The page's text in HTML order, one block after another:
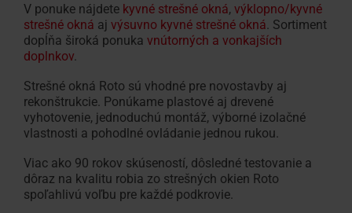
V ponuke nájdete kyvné strešné okná, výklopno/kyvné
strešné okná aj výsuvno kyvné strešné okná . Sortiment
dopĺňa široká ponuka vnútorných a vonkajších
doplnkov
Strešné okná Roto sú vhodné pre novostavby aj
rekonštrukcie. Ponúkame plastové aj drevené
vyhotovenie, jednoduchú montáž, výborné izolačné
vlastnosti a pohodlné ovládanie jednou rukou.
Viac ako 90 rokov skúseností, dôsledné testovanie a
dôraz na kvalitu robia zo strešných okien Roto
spoľahlivú voľbu pre každé podkrovie.